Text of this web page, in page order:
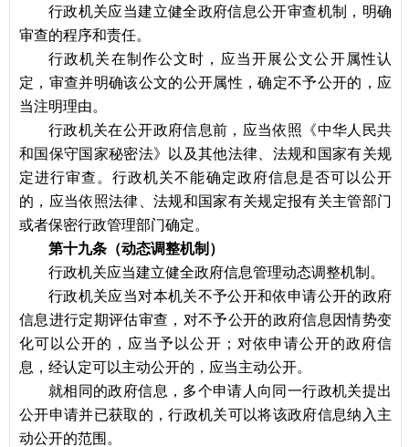
行政机关应当建立健全政府信息公开审查机制，明确
审查的程序和责任。
行政机关在制作公文时，应当开展公文公开属性认
定，审查并明确该公文的公开属性，确定不予公开的，应
当注明理由。
行政机关在公开政府信息前，应当依照《中华人民共
和国保守国家秘密法》以及其他法律、法规和国家有关规
定进行审查。行政机关不能确定政府信息是否可以公开
的，应当依照法律、法规和国家有关规定报有关主管部门
或者保密行政管理部门确定。
第十九条（动态调整机制）
行政机关应当建立健全政府信息管理动态调整机制。
行政机关应当对本机关不予公开和依申请公开的政府
信息进行定期评估审查，对不予公开的政府信息因情势变
化可以公开的，应当予以公开；对依申请公开的政府信
息，经认定可以主动公开的，应当主动公开。
就相同的政府信息，多个申请人向同一行政机关提出
公开申请并已获取的，行政机关可以将该政府信息纳入主
动公开的范围。